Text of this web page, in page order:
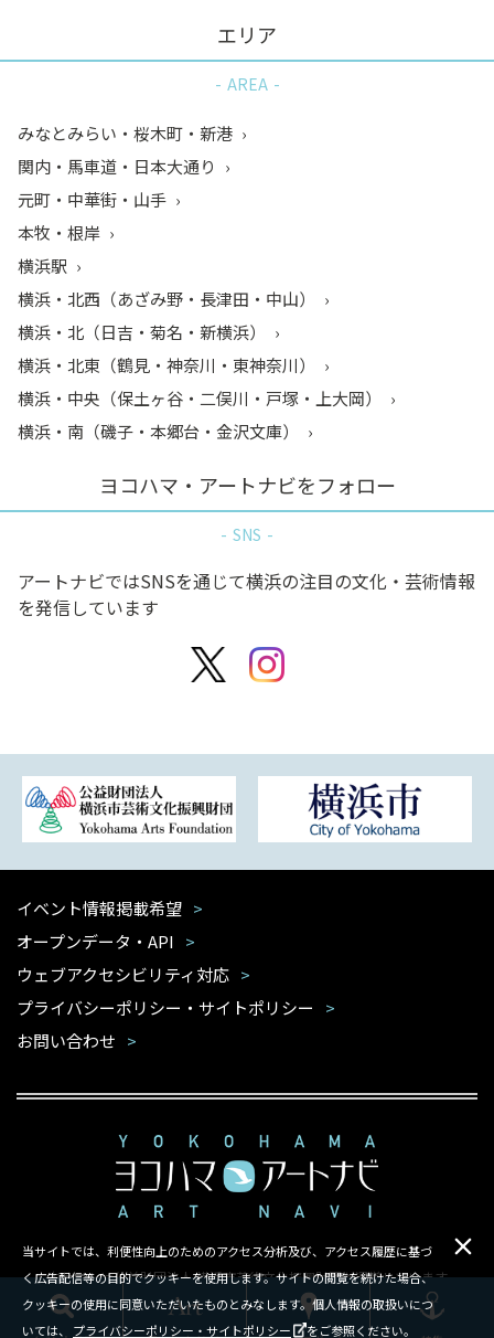
エリア
AREA
みなとみらい・桜木町・新港
関内・馬車道・日本大通り
元町・中華街・山手
本牧・根岸
横浜駅
横浜・北西（あざみ野・長津田・中山）
横浜・北（日吉・菊名・新横浜）
横浜・北東（鶴見・神奈川・東神奈川）
横浜・中央（保土ヶ谷・二俣川・戸塚・上大岡）
横浜・南（磯子・本郷台・金沢文庫）
ヨコハマ・アートナビをフォロー
SNS
アートナビではSNSを通じて横浜の注目の文化・芸術情報
を発信しています
当サイトでは、利便性向上のためのアクセス分析及び、アクセス履歴に基づ
く広告配信等の目的でクッキーを使用します。サイトの閲覧を続けた場合、
クッキーの使用に同意いただいたものとみなします。個人情報の取扱いにつ
いては、 プライバシーポリシー・サイトポリシー をご参照ください。
イベント情報掲載希望
オープンデータ・API
ウェブアクセシビリティ対応
プライバシーポリシー・サイトポリシー
お問い合わせ
本サイトは公益財団法人 横浜市芸術文化振興財団が運営しています
Copyright ©Yokohama Arts Foundation.All rights reserved.